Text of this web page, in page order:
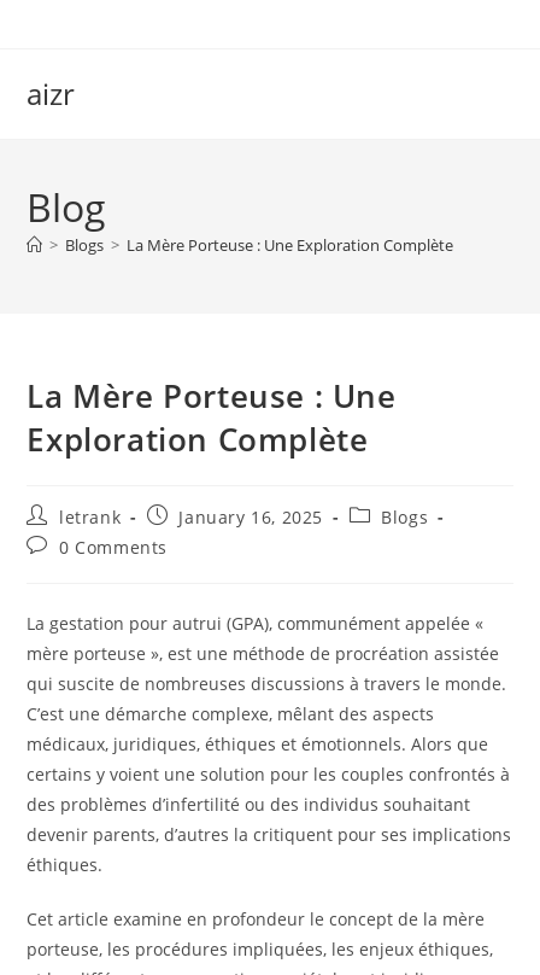
aizr
Blog
> Blogs > La Mère Porteuse : Une Exploration Complète
La Mère Porteuse : Une
Exploration Complète
Post
author:
letrank
Post
published:
January 16, 2025
PostBlogs
Post0 Comments
La gestation pour autrui (GPA), communément appelée «
mère porteuse », est une méthode de procréation assistée
qui suscite de nombreuses discussions à travers le monde.
C’est une démarche complexe, mêlant des aspects
médicaux, juridiques, éthiques et émotionnels. Alors que
certains y voient une solution pour les couples confrontés à
des problèmes d’infertilité ou des individus souhaitant
devenir parents, d’autres la critiquent pour ses implications
éthiques.
Cet article examine en profondeur le concept de la mère
porteuse, les procédures impliquées, les enjeux éthiques,